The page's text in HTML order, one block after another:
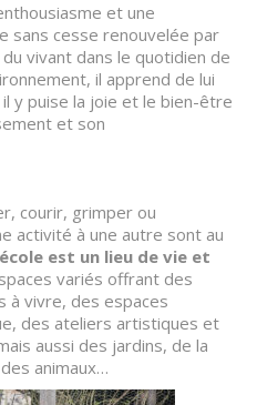
et une
sans cesse renouvelée par
vivant dans le quotidien de
il apprend de lui
y puise la joie et le bien-être
et son
courir, grimper ou
activité à une autre sont au
est un lieu de vie et
variés offrant des
à vivre, des espaces
des ateliers artistiques et
aussi des jardins, de la
animaux…